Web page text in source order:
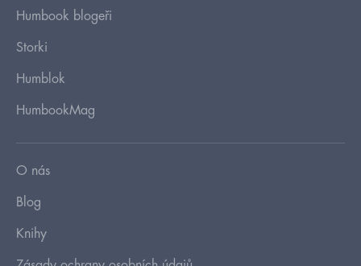
Humbook blogeři
Storki
Humblok
HumbookMag
O nás
Blog
Knihy